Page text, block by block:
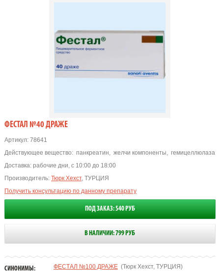
ФЕСТАЛ №40 ДРАЖЕ
Артикул:78641
Действующее вещество: панкреатин, желчи компоненты, гемицеллюлаза
Доставка: рабочие дни, с 10:00 до 18:00
Производитель: Тюрк Хехст, ТУРЦИЯ
Получить консультацию по данному препарату
ПОД ЗАКАЗ: 540 РУБ
В НАЛИЧИИ: 799 РУБ
СИНОНИМЫ: ФЕСТАЛ №100 ДРАЖЕ(Тюрк Хехст, ТУРЦИЯ)